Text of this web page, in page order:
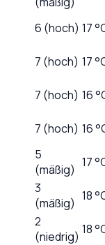
6 (hoch) 17
7 (hoch) 17
7 (hoch) 16
7 (hoch) 16
5
(mäßig) 17
3
(mäßig) 18
2
(niedrig) 18